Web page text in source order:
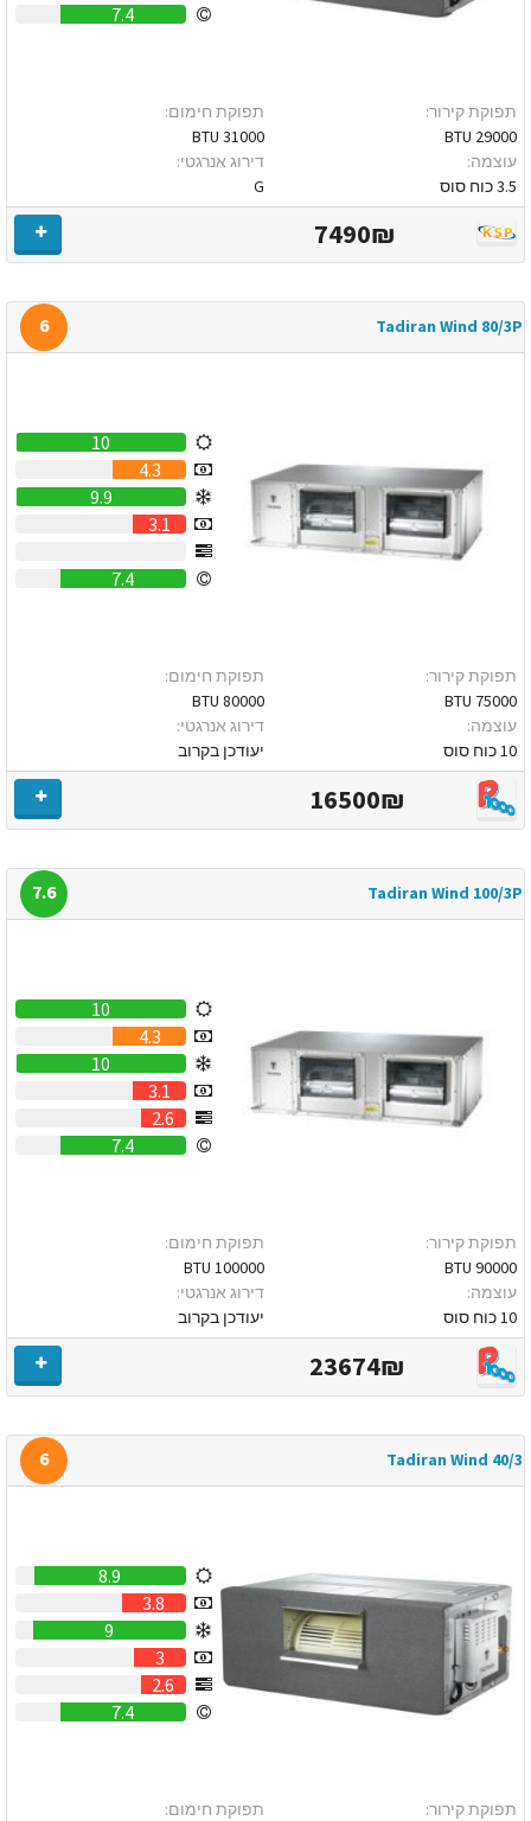
7.4
תפוקת קירור:
29000 BTU
עוצמה:
3.5 כוח סוס
תפוקת חימום:
31000 BTU
דירוג אנרגטי:
G
7490₪
Tadiran Wind 80/3P
6
10
4.3
9.9
3.1
7.4
תפוקת קירור:
75000 BTU
עוצמה:
10 כוח סוס
תפוקת חימום:
80000 BTU
דירוג אנרגטי:
יעודכן בקרוב
16500₪
Tadiran Wind 100/3P
7.6
10
4.3
10
3.1
2.6
7.4
תפוקת קירור:
90000 BTU
עוצמה:
10 כוח סוס
תפוקת חימום:
100000 BTU
דירוג אנרגטי:
יעודכן בקרוב
23674₪
Tadiran Wind 40/3
6
8.9
3.8
9
3
2.6
7.4
תפוקת קירור:
תפוקת חימום: